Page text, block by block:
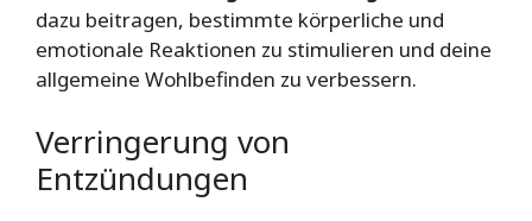
dazu beitragen, bestimmte körperliche und
emotionale Reaktionen zu stimulieren und deine
allgemeine Wohlbefinden zu verbessern.
Verringerung von
Entzündungen